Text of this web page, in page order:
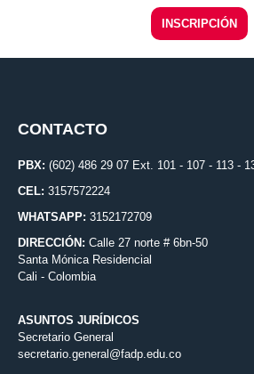
INSCRIPCIÓN
CONTACTO
PBX: (602) 486 29 07 Ext. 101 - 107 - 113 -
CEL: 3157572224
WHATSAPP: 3152172709
DIRECCIÓN: Calle 27 norte # 6bn-50
Santa Mónica Residencial
Cali - Colombia
ASUNTOS JURÍDICOS
Secretario General
secretario.general@fadp.edu.co